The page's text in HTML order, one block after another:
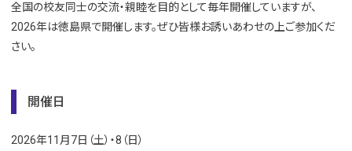
全国の校友同士の交流・親睦を目的として毎年開催していますが、
2026年は徳島県で開催します。ぜひ皆様お誘いあわせの上ご参加くだ
さい。
開催日
2026年11月7日（土）・8（日）